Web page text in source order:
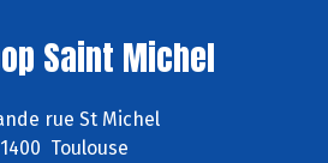
Saint Michel
rue St Michel
Toulouse